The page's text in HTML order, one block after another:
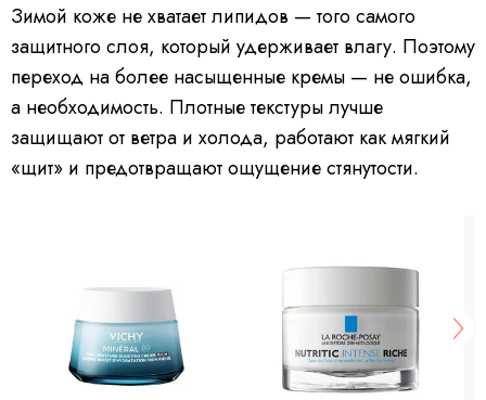
Зимой коже не хватает липидов — того самого
защитного слоя, который удерживает влагу. Поэтому
переход на более насыщенные кремы — не ошибка,
а необходимость. Плотные текстуры лучше
защищают от ветра и холода, работают как мягкий
«щит» и предотвращают ощущение стянутости.